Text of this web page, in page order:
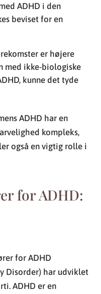
ADHD i den
beviset for en
er højere
med ikke-biologiske
kunne det tyde
ADHD har en
kompleks,
også en vigtig rolle i
for ADHD:
for ADHD
Disorder) har udviklet
ADHD er en